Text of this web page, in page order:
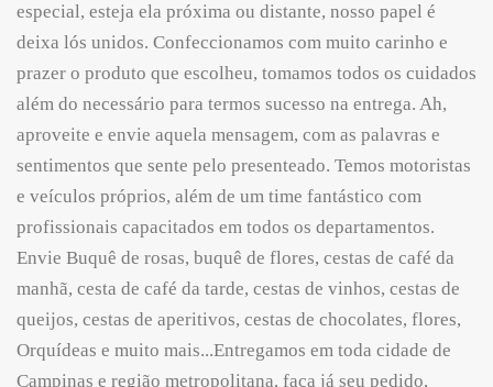
especial, esteja ela próxima ou distante, nosso papel é
deixa lós unidos. Confeccionamos com muito carinho e
prazer o produto que escolheu, tomamos todos os cuidados
além do necessário para termos sucesso na entrega. Ah,
aproveite e envie aquela mensagem, com as palavras e
sentimentos que sente pelo presenteado. Temos motoristas
e veículos próprios, além de um time fantástico com
profissionais capacitados em todos os departamentos.
Envie Buquê de rosas, buquê de flores, cestas de café da
manhã, cesta de café da tarde, cestas de vinhos, cestas de
queijos, cestas de aperitivos, cestas de chocolates, flores,
Orquídeas e muito mais...Entregamos em toda cidade de
Campinas e região metropolitana, faça já seu pedido,